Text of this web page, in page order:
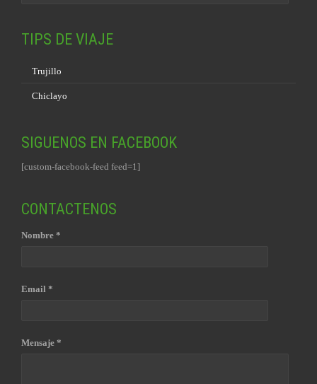
TIPS DE VIAJE
Trujillo
Chiclayo
SIGUENOS EN FACEBOOK
[custom-facebook-feed feed=1]
CONTACTENOS
Nombre *
Email *
Mensaje *